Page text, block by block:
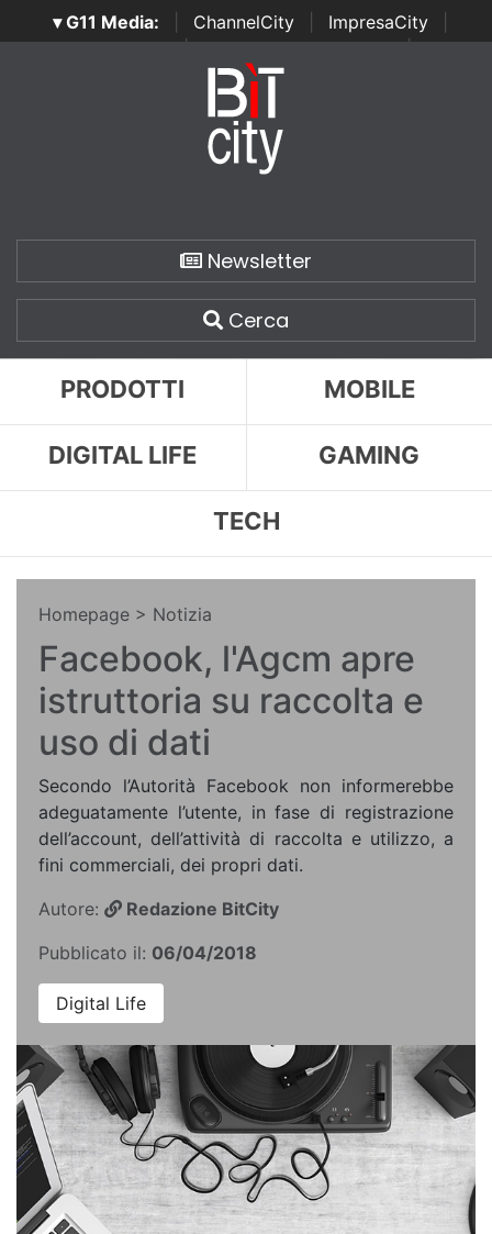
▾ G11 Media: ChannelCity ImpresaCity
SecurityOpenLab | Italian Channel Awards | Italian
Italian Security Awards
Newsletter
Cerca
PRODOTTI MOBILE
DIGITAL LIFE GAMING
TECH
Homepage > Notizia
Facebook, l'Agcm apre
istruttoria su raccolta e
uso di dati
Secondo l’Autorità Facebook non informerebbe
adeguatamente l’utente, in fase di registrazione
dell’account, dell’attività di raccolta e utilizzo, a
fini commerciali, dei propri dati.
Autore:
Redazione BitCity
Pubblicato il: 06/04/2018
Digital Life